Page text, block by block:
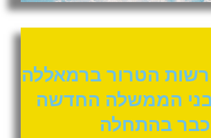
הטרור ברמאללה
הממשלה החדשה
כבר בהתחלה